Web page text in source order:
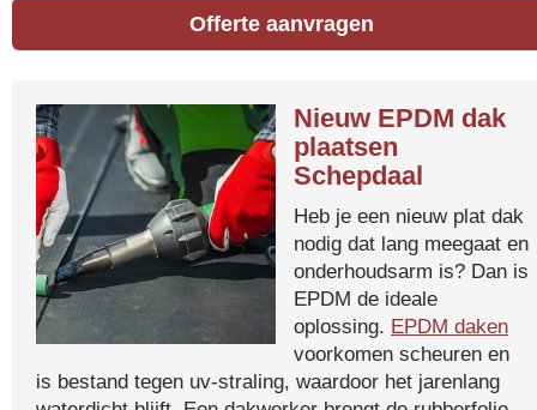
Offerte aanvragen
Nieuw EPDM dak
plaatsen
Schepdaal
Heb je een nieuw plat dak
nodig dat lang meegaat en
onderhoudsarm is? Dan is
EPDM de ideale
oplossing. EPDM daken
voorkomen scheuren en
is bestand tegen uv-straling, waardoor het jarenlang